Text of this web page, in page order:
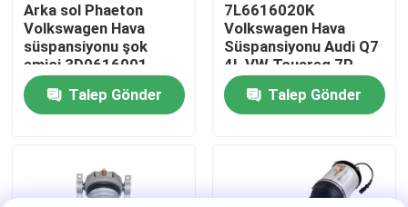
Bizimle İletişim
Haberler
Araç hava süspansiyonu sistemi
Arka sol Phaeton
Volkswagen Hava
süspansiyonu şok
emici 3D0616001
Talep Gönder
7L6616020K
Volkswagen Hava
Süspansiyonu Audi Q7
4L VW Touareg 7P
Porsche Cayenne 92A
için
Talep Gönder